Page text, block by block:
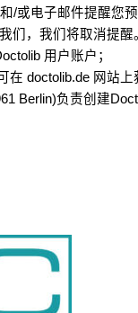
/或电子邮件提醒您预
们，我们将取消提醒
用户账户；
在 doctolib.de 网站上
Berlin)负责创建